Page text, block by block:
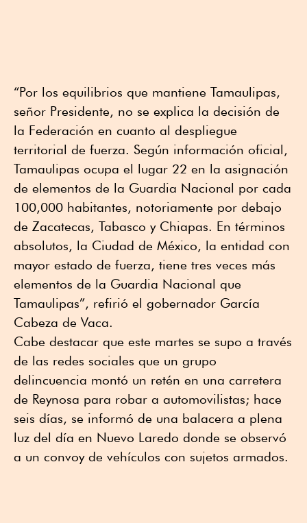
“Por los equilibrios que mantiene Tamaulipas,
señor Presidente, no se explica la decisión de
la Federación en cuanto al despliegue
territorial de fuerza. Según información oficial,
Tamaulipas ocupa el lugar 22 en la asignación
de elementos de la Guardia Nacional por cada
100,000 habitantes, notoriamente por debajo
de Zacatecas, Tabasco y Chiapas. En términos
absolutos, la Ciudad de México, la entidad con
mayor estado de fuerza, tiene tres veces más
elementos de la Guardia Nacional que
Tamaulipas”, refirió el gobernador García
Cabeza de Vaca.
Cabe destacar que este martes se supo a través
de las redes sociales que un grupo
delincuencia montó un retén en una carretera
de Reynosa para robar a automovilistas; hace
seis días, se informó de una balacera a plena
luz del día en Nuevo Laredo donde se observó
a un convoy de vehículos con sujetos armados.